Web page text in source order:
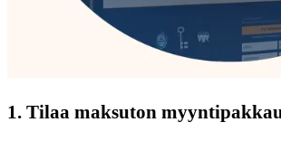
1. Tilaa maksuton